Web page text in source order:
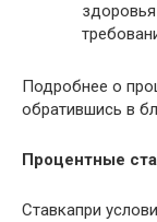
Подробнее о
обратившись в
Процентные
Ставкапри